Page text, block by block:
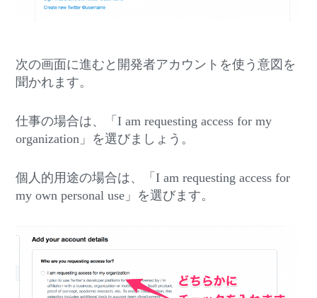
次の画面に進むと開発者アカウントを使う意図を
聞かれます。
仕事の場合は、「I am requesting access for my
organization」を選びましょう。
個人的用途の場合は、「I am requesting access for
my own personal use」を選びます。